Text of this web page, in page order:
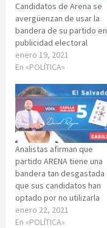
Candidatos de Arena se
avergüenzan de usar la
bandera de su partido en
publicidad electoral
enero 19, 2021
En «POLÍTICA»
Analistas afirman que
partido ARENA tiene una
bandera tan desgastada
que sus candidatos han
optado por no utilizarla
enero 22, 2021
En «POLÍTICA»